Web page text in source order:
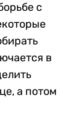
с
в
а потом